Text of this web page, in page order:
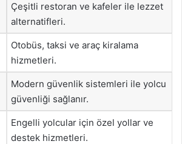
Çeşitli restoran ve kafeler ile lezzet
alternatifleri.
Otobüs, taksi ve araç kiralama
hizmetleri.
Modern güvenlik sistemleri ile yolcu
güvenliği sağlanır.
Engelli yolcular için özel yollar ve
destek hizmetleri.